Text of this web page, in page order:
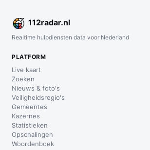
112radar.nl
Realtime hulpdiensten data voor Nederland
PLATFORM
Live kaart
Zoeken
Nieuws & foto's
Veiligheidsregio's
Gemeentes
Kazernes
Statistieken
Opschalingen
Woordenboek